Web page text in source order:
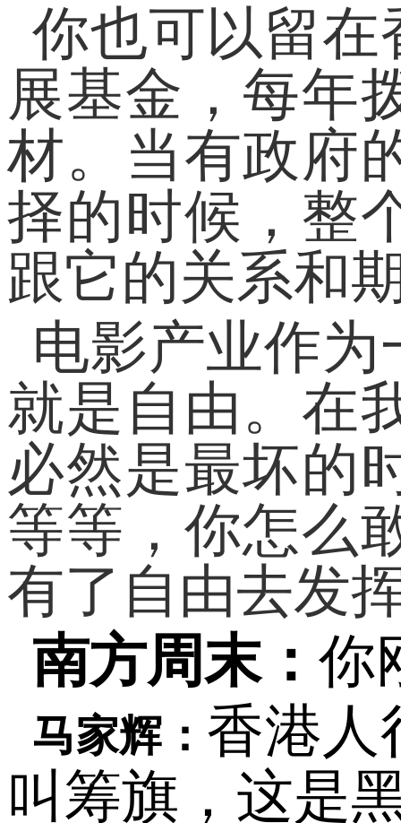
你也可以留在
展基金，每年
材。当有政府
择的时候，整
跟它的关系和
电影产业作
就是自由。在
必然是最坏的
等等，你怎么
有了自由去发
南方周末： 你
马家辉： 香港人
叫筹旗，这是